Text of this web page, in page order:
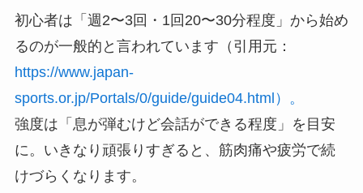
初心者は「週2〜3回・1回20〜30分程度」から始め
るのが一般的と言われています（引用元：
https://www.japan-
sports.or.jp/Portals/0/guide/guide04.html）。
強度は「息が弾むけど会話ができる程度」を目安
に。いきなり頑張りすぎると、筋肉痛や疲労で続
けづらくなります。